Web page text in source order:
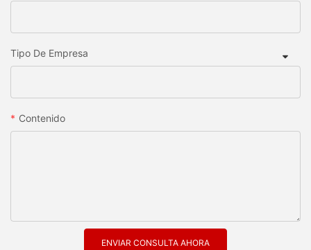
Tipo De Empresa
Contenido
ENVIAR CONSULTA AHORA